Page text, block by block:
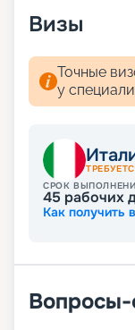
Визы
Точные
у
СРОК
45 рабочих
Как получить
Вопросы-